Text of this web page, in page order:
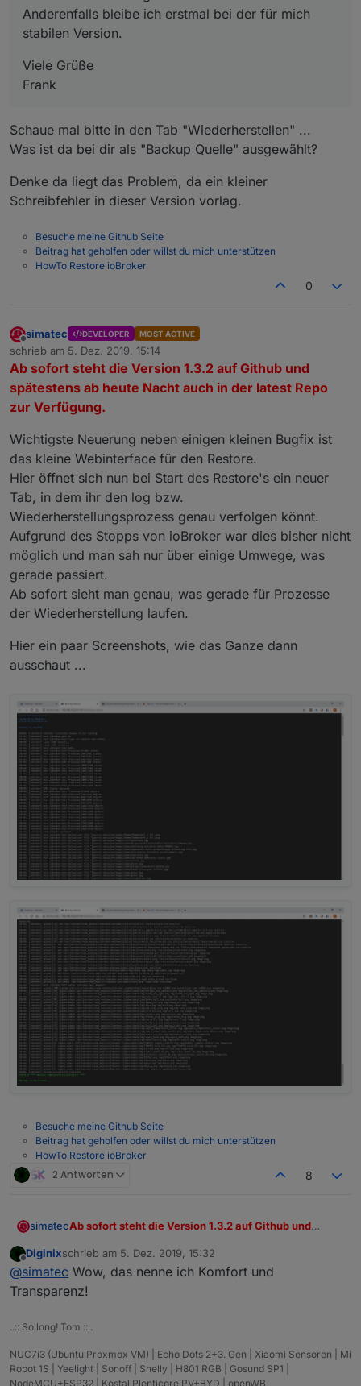
Anderenfalls bleibe ich erstmal bei der für mich
stabilen Version.
Viele Grüße
Frank
Schaue mal bitte in den Tab "Wiederherstellen" ...
Was ist da bei dir als "Backup Quelle" ausgewählt?
Denke da liegt das Problem, da ein kleiner
Schreibfehler in dieser Version vorlag.
Besuche meine Github Seite
Beitrag hat geholfen oder willst du mich unterstützen
HowTo Restore ioBroker
0
Offline
simatec DEVELOPER MOST ACTIVE
schrieb am 5. Dez. 2019, 15:14
zuletzt editiert von
Ab sofort steht die Version 1.3.2 auf Github und
spätestens ab heute Nacht auch in der latest Repo
zur Verfügung.
Wichtigste Neuerung neben einigen kleinen Bugfix ist
das kleine Webinterface für den Restore.
Hier öffnet sich nun bei Start des Restore's ein neuer
Tab, in dem ihr den log bzw.
Wiederherstellungsprozess genau verfolgen könnt.
Aufgrund des Stopps von ioBroker war dies bisher nicht
möglich und man sah nur über einige Umwege, was
gerade passiert.
Ab sofort sieht man genau, was gerade für Prozesse
der Wiederherstellung laufen.
Hier ein paar Screenshots, wie das Ganze dann
ausschaut ...
Besuche meine Github Seite
Beitrag hat geholfen oder willst du mich unterstützen
HowTo Restore ioBroker
2 Antworten 8
simatecAb sofort steht die Version 1.3.2 auf Github und
zur Verfügung.
Wichtigste Neuerung neben einigen kleinen Bugfix ist
das kleine Webinterface für den Restore.
Hier öffnet sich nun bei Start des Restore's ein neuer
Aufgrund des Stopps von ioBroker war dies bisher
nicht möglich und man sah nur über einige Umwege,
was gerade passiert.
Ab sofort sieht man genau, was gerade für Prozesse
Hier ein paar Screenshots, wie das Ganze dann
Offline
Diginixschrieb am 5. Dez. 2019, 15:32
zuletzt editiert von
@simatec Wow, das nenne ich Komfort und
Transparenz!
..:: So long! Tom ::..
NUC7i3 (Ubuntu Proxmox VM) | Echo Dots 2+3. Gen | Xiaomi Sensoren | Mi
Robot 1S | Yeelight | Sonoff | Shelly | H801 RGB | Gosund SP1 |
NodeMCU+ESP32 | Kostal Plenticore PV+BYD | openWB